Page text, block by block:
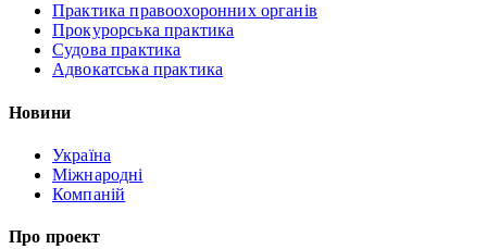
Практика правоохоронних органів
Прокурорська практика
Судова практика
Адвокатська практика
Новини
Україна
Міжнародні
Компаній
Про проект